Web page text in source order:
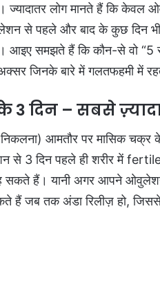
लोग मानते हैं कि केवल
से पहले और बाद के कुछ दिन भी
आइए समझते हैं कि कौन-से वो “5
जिनके बारे में गलतफहमी में
दिन – सबसे
आमतौर पर मासिक
3 दिन पहले ही शरीर में fertile
सकते हैं। यानी अगर आपने
हैं जब तक अंडा रिलीज़ हो,